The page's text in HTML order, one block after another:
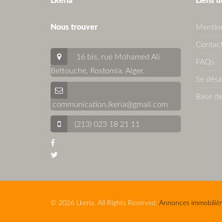
Nous trouver
16 bis, rue Mohamed Ali
Bettouche, Rostomia. Alger.
communication.lkeria@gmail.com
(213) 023 18 21 11
FAQs
Se
Base
© 2026 Lkeria. All Rights Reserved. Annonces